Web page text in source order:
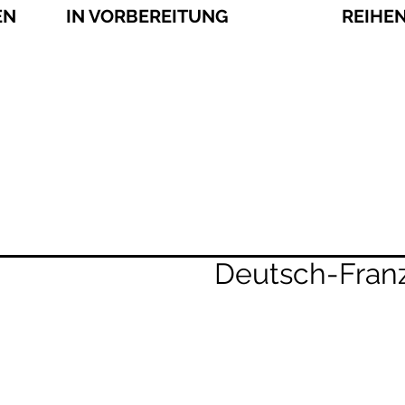
IN VORBEREITUNG
Deutsch-